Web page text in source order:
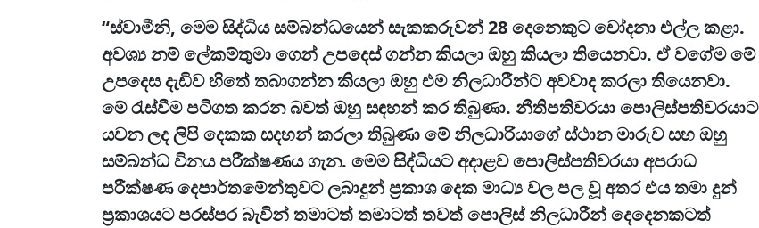
“ස්වාමීනි, මෙම සිද්ධිය සම්බන්ධයෙන් සැකකරුවන් 28 දෙනෙකුට චෝදනා එල්ල කළා.
අවශ්‍ය නම් ලේකම්තුමා ගෙන් උපදෙස් ගන්න කියලා ඔහු කියලා තියෙනවා. ඒ වගේම මේ
උපදෙස දැඩිව හිතේ තබාගන්න කියලා ඔහු එම නිලධාරීන්ට අවවාද කරලා තියෙනවා.
මේ රැස්වීම පටිගත කරන බවත් ඔහු සඳහන් කර තිබුණා. නීතිපතිවරයා පොලිස්පතිවරයාට
යවන ලද ලිපි දෙකක සදහන් කරලා තිබුණා මේ නිලධාරියාගේ ස්ථාන මාරුව සහ ඔහු
සම්බන්ධ විනය පරීක්ෂණය ගැන. මෙම සිද්ධියට අදාළව පොලිස්පතිවරයා අපරාධ
පරීක්ෂණ දෙපාර්තමේන්තුවට ලබාදුන් ප්‍රකාශ දෙක මාධ්‍ය වල පල වූ අතර එය තමා දුන්
ප්‍රකාශයට පරස්පර බැවින් තමාටත් තමාටත් තවත් පොලිස් නිලධාරීන් දෙදෙනකටත්